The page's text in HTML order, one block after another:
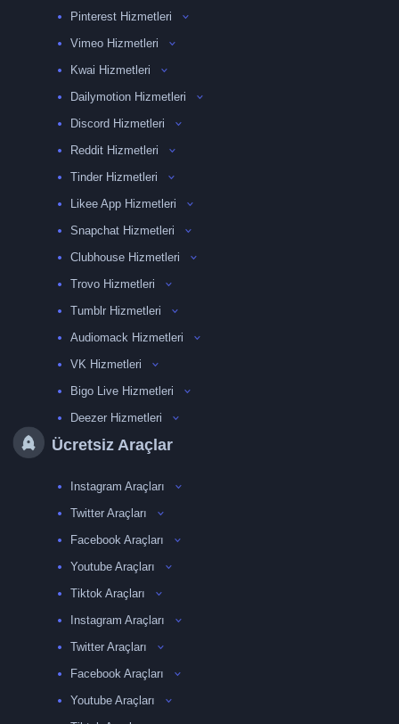
Pinterest Hizmetleri
Vimeo Hizmetleri
Kwai Hizmetleri
Dailymotion Hizmetleri
Discord Hizmetleri
Reddit Hizmetleri
Tinder Hizmetleri
Likee App Hizmetleri
Snapchat Hizmetleri
Clubhouse Hizmetleri
Trovo Hizmetleri
Tumblr Hizmetleri
Audiomack Hizmetleri
VK Hizmetleri
Bigo Live Hizmetleri
Deezer Hizmetleri
Ücretsiz Araçlar
Instagram Araçları
Twitter Araçları
Facebook Araçları
Youtube Araçları
Tiktok Araçları
Instagram Araçları
Twitter Araçları
Facebook Araçları
Youtube Araçları